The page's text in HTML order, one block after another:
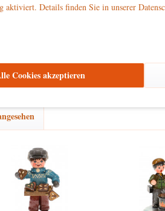
Details finden Sie in unserer
Cookies akzeptieren